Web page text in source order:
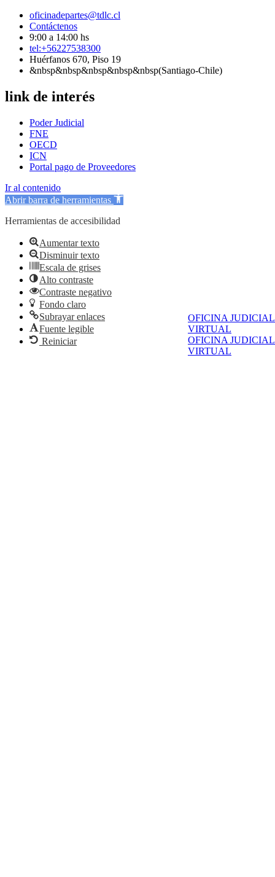
OFICINA JUDICIAL
VIRTUAL
OFICINA JUDICIAL
VIRTUAL
oficinadepartes@tdlc.cl
Contáctenos
9:00 a 14:00 hs
tel:+56227538300
Huérfanos 670, Piso 19
&nbsp&nbsp&nbsp&nbsp&nbsp(Santiago-Chile)
link de interés
Poder Judicial
FNE
OECD
ICN
Portal pago de Proveedores
Ir al contenido
Abrir barra de herramientas
Herramientas de accesibilidad
Aumentar texto
Disminuir texto
Escala de grises
Alto contraste
Contraste negativo
Fondo claro
Subrayar enlaces
Fuente legible
Reiniciar